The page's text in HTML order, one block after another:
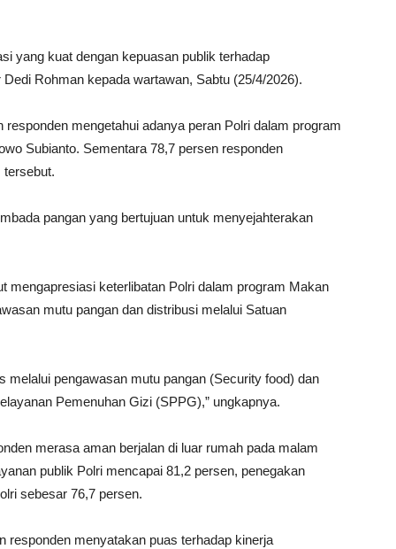
yang kuat dengan kepuasan publik terhadap
Rohman kepada wartawan, Sabtu (25/4/2026).
mengetahui adanya peran Polri dalam program
Subianto. Sementara 78,7 persen responden
tersebut.
pangan yang bertujuan untuk menyejahterakan
mengapresiasi keterlibatan Polri dalam program Makan
mutu pangan dan distribusi melalui Satuan
melalui pengawasan mutu pangan (Security food) dan
Pemenuhan Gizi (SPPG),” ungkapnya.
merasa aman berjalan di luar rumah pada malam
publik Polri mencapai 81,2 persen, penegakan
sebesar 76,7 persen.
menyatakan puas terhadap kinerja